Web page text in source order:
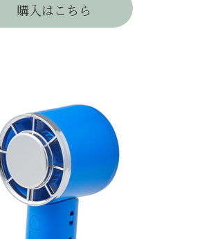
購入はこちら